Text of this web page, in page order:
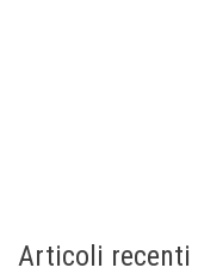
Articoli recenti